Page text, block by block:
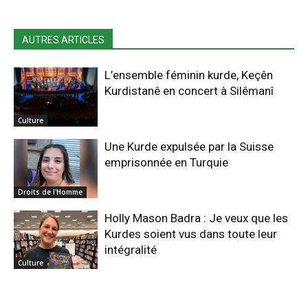
AUTRES ARTICLES
Culture
L’ensemble féminin kurde, Keçên
Kurdistanê en concert à Silêmanî
Droits de l'Homme
Une Kurde expulsée par la Suisse
emprisonnée en Turquie
Culture
Holly Mason Badra : Je veux que les
Kurdes soient vus dans toute leur
intégralité